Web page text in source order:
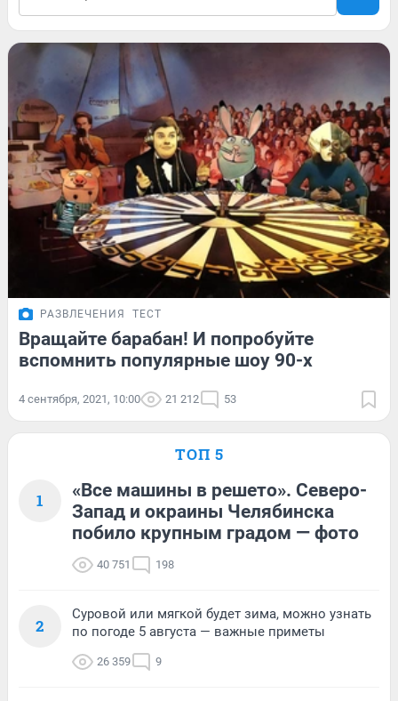
РАЗВЛЕЧЕНИЯ ТЕСТ
Вращайте барабан! И попробуйте
вспомнить популярные шоу 90-х
4 сентября, 2021, 10:00 21 212 53
ТОП 5
1
«Все машины в решето». Северо-
Запад и окраины Челябинска
побило крупным градом — фото
40 751 198
2
Суровой или мягкой будет зима, можно узнать
по погоде 5 августа — важные приметы
26 359 9